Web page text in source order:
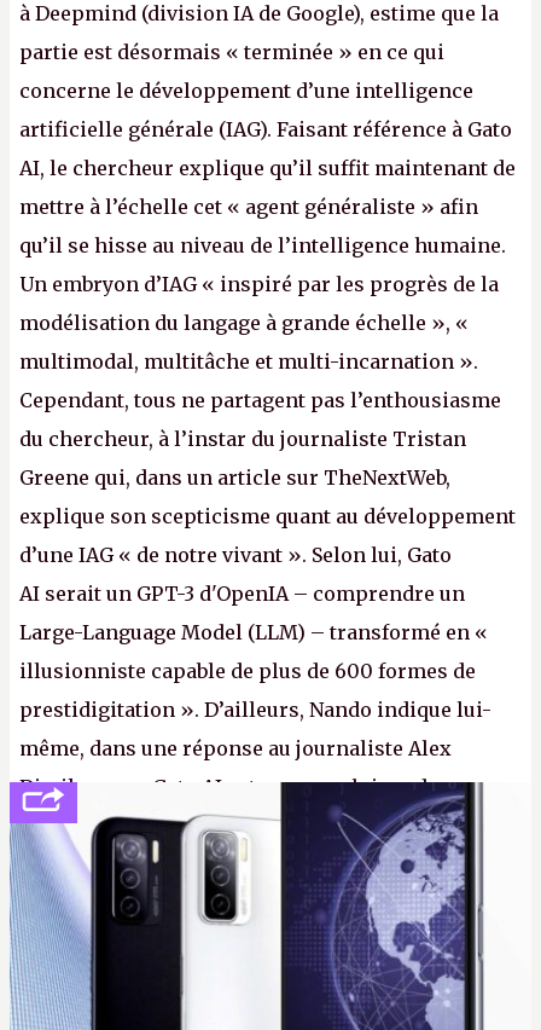
à Deepmind (division IA de Google), estime que la
partie est désormais « terminée » en ce qui
concerne le développement d’une intelligence
artificielle générale (IAG). Faisant référence à Gato
AI, le chercheur explique qu’il suffit maintenant de
mettre à l’échelle cet « agent généraliste » afin
qu’il se hisse au niveau de l’intelligence humaine.
Un embryon d’IAG « inspiré par les progrès de la
modélisation du langage à grande échelle », «
multimodal, multitâche et multi-incarnation ».
Cependant, tous ne partagent pas l’enthousiasme
du chercheur, à l’instar du journaliste Tristan
Greene qui, dans un article sur TheNextWeb,
explique son scepticisme quant au développement
d’une IAG « de notre vivant ». Selon lui, Gato
AI serait un GPT-3 d'OpenIA – comprendre un
Large-Language Model (LLM) – transformé en «
illusionniste capable de plus de 600 formes de
prestidigitation ». D’ailleurs, Nando indique lui-
même, dans une réponse au journaliste Alex
Dimikas, que Gato AI est « encore loin » de
prétendre réussir le célèbre test de Turing. (Crédit
photo : Pexels - Arthur Brognoli)